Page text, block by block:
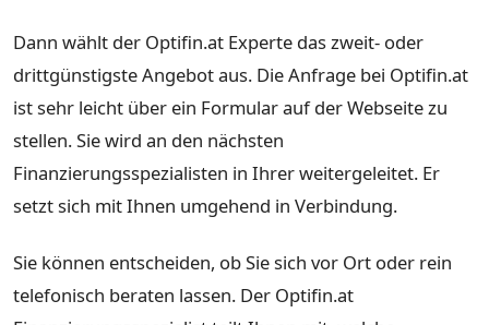
Dann wählt der Optifin.at Experte das zweit- oder
drittgünstigste Angebot aus. Die Anfrage bei Optifin.at
ist sehr leicht über ein Formular auf der Webseite zu
stellen. Sie wird an den nächsten
Finanzierungsspezialisten in Ihrer weitergeleitet. Er
setzt sich mit Ihnen umgehend in Verbindung.
Sie können entscheiden, ob Sie sich vor Ort oder rein
telefonisch beraten lassen. Der Optifin.at